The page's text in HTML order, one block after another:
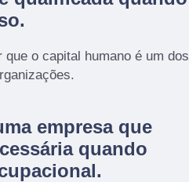
o capital humano é um dos
empresa que
quando